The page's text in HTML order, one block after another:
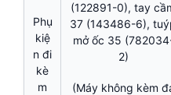
Phụ
kiệ
n đi
kè
m
(122891-0), tay
37 (143486-6),
mở ốc 35
2)
(Máy không kèm